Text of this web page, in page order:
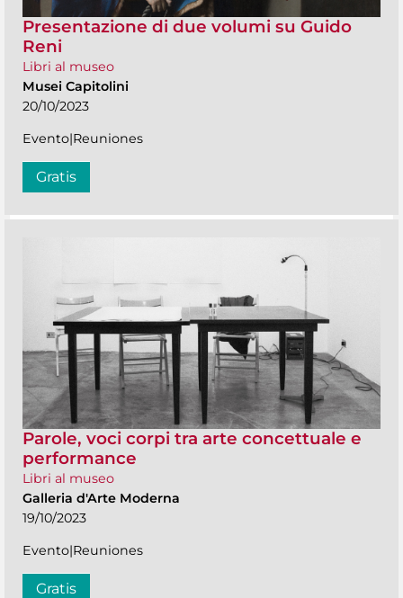
Presentazione di due volumi su Guido
Reni
Libri al museo
Musei Capitolini
20/10/2023
Evento|Reuniones
Gratis
Parole, voci corpi tra arte concettuale e
performance
Libri al museo
Galleria d'Arte Moderna
19/10/2023
Evento|Reuniones
Gratis